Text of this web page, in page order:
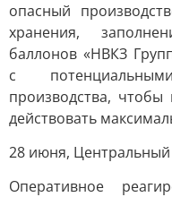
опасный
хранения,
баллонов «НВКЗ
с
производства,
действовать
28 июня,
Оперативное